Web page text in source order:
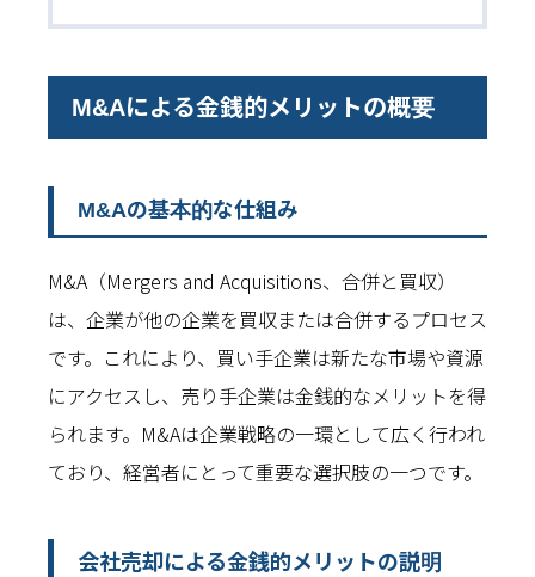
M&Aによる金銭的メリットの概要
M&Aの基本的な仕組み
M&A（Mergers and Acquisitions、合併と買収）
は、企業が他の企業を買収または合併するプロセス
です。これにより、買い手企業は新たな市場や資源
にアクセスし、売り手企業は金銭的なメリットを得
られます。M&Aは企業戦略の一環として広く行われ
ており、経営者にとって重要な選択肢の一つです。
会社売却による金銭的メリットの説明